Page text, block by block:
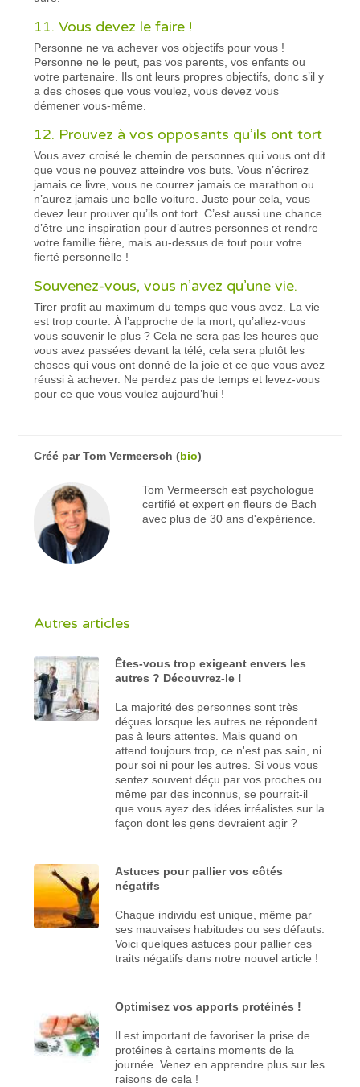
11. Vous devez le faire !
Personne ne va achever vos objectifs pour vous !
Personne ne le peut, pas vos parents, vos enfants ou
votre partenaire. Ils ont leurs propres objectifs, donc s’il y
a des choses que vous voulez, vous devez vous
démener vous-même.
12. Prouvez à vos opposants qu’ils ont tort
Vous avez croisé le chemin de personnes qui vous ont dit
que vous ne pouvez atteindre vos buts. Vous n’écrirez
jamais ce livre, vous ne courrez jamais ce marathon ou
n’aurez jamais une belle voiture. Juste pour cela, vous
devez leur prouver qu’ils ont tort. C’est aussi une chance
d’être une inspiration pour d’autres personnes et rendre
votre famille fière, mais au-dessus de tout pour votre
fierté personnelle !
Souvenez-vous, vous n’avez qu’une vie.
Tirer profit au maximum du temps que vous avez. La vie
est trop courte. À l’approche de la mort, qu’allez-vous
vous souvenir le plus ? Cela ne sera pas les heures que
vous avez passées devant la télé, cela sera plutôt les
choses qui vous ont donné de la joie et ce que vous avez
réussi à achever. Ne perdez pas de temps et levez-vous
pour ce que vous voulez aujourd’hui !
Créé parTom Vermeersch (bio)
Tom Vermeersch est psychologue
certifié et expert en fleurs de Bach
avec plus de 30 ans d'expérience.
Autres articles
Êtes-vous trop exigeant envers les
autres ? Découvrez-le !
La majorité des personnes sont très
déçues lorsque les autres ne répondent
pas à leurs attentes. Mais quand on
attend toujours trop, ce n'est pas sain, ni
pour soi ni pour les autres. Si vous vous
sentez souvent déçu par vos proches ou
même par des inconnus, se pourrait-il
que vous ayez des idées irréalistes sur la
façon dont les gens devraient agir ?
Astuces pour pallier vos côtés
négatifs
Chaque individu est unique, même par
ses mauvaises habitudes ou ses défauts.
Voici quelques astuces pour pallier ces
traits négatifs dans notre nouvel article !
Optimisez vos apports protéinés !
Il est important de favoriser la prise de
protéines à certains moments de la
journée. Venez en apprendre plus sur les
raisons de cela !